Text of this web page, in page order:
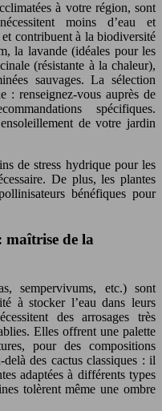
à votre région, sont
moins d’eau et
et contribuent à la biodiversité
la lavande (idéales pour les
(résistante à la chaleur),
sauvages. La sélection
: renseignez-vous auprès de
spécifiques.
de votre jardin
de stress hydrique pour les
De plus, les plantes
bénéfiques pour
maîtrise de la
sempervivums, etc.) sont
à stocker l’eau dans leurs
des arrosages très
Elles offrent une palette
pour des compositions
des cactus classiques : il
adaptées à différents types
tolèrent même une ombre